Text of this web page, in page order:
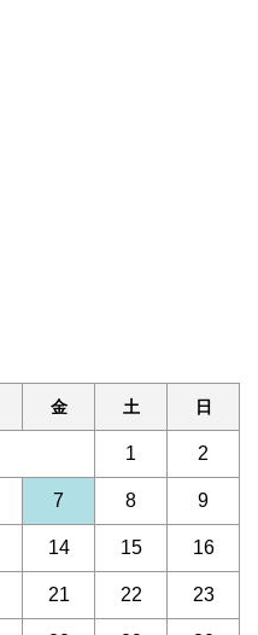
金 土 日
1 2
7 8 9
14 15 16
21 22 23